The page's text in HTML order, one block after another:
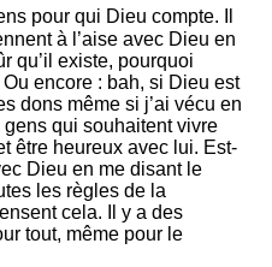
pour qui Dieu compte. Il
à l’aise avec Dieu en
qu’il existe, pourquoi
encore : bah, si Dieu est
dons même si j’ai vécu en
qui souhaitent vivre
être heureux avec lui. Est-
Dieu en me disant le
les règles de la
cela. Il y a des
tout, même pour le